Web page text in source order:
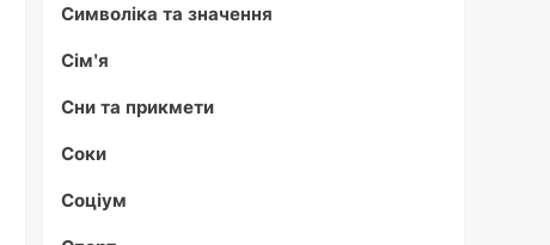
Символіка та значення
Сім'я
Сни та прикмети
Соки
Соціум